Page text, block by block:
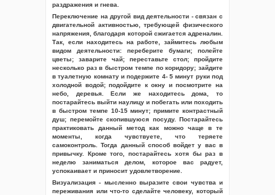
раздражения и гнева.
Переключение на другой вид деятельности - связан с
двигательной активностью, требующей физического
напряжения, благодаря которой сжигается адреналин.
Так, если находитесь на работе, займитесь любым
видом деятельности: переберите бумаги; полейте
цветы; заварите чай; переставьте стол; пройдите
несколько раз в быстром темпе по коридору; зайдите
в туалетную комнату и подержите 4- 5 минут руки под
холодной водой; подойдите к окну и посмотрите на
небо, деревья. Если же находитесь дома, то
постарайтесь выйти наулицу и побегать или походить
в быстром темпе 10-15 минут; примите контрастный
душ; перемойте скопившуюся посуду. Постарайтесь
практиковать данный метод как можно чаще в те
моменты, когда чувствуете, что теряете
самоконтроль. Тогда данный способ войдет у вас в
привычку. Кроме того, постарайтесь хотя бы раз в
неделю заниматься делом, которое вас радует,
успокаивает и приносит удовлетворение.
Визуализация - мысленно выразите свои чувства и
переживания или что-то сделайте человеку, который